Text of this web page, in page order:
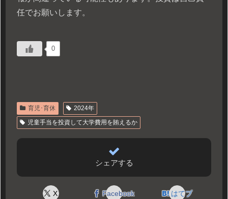
任でお願いします。
0
育児･育休
2024年
児童手当を投資して大学費用を賄えるか
シェアする
X Facebook はてブ